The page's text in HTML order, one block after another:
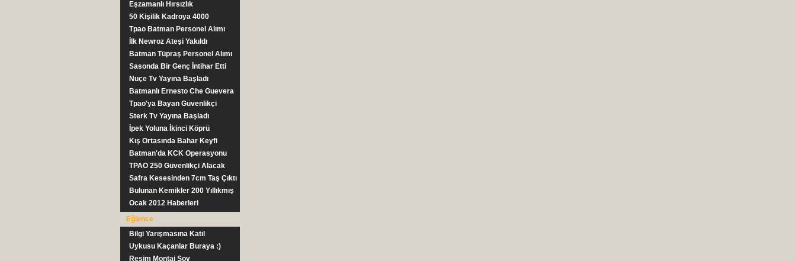
Eşzamanlı Hırsızlık
50 Kişilik Kadroya 4000
Başvuru
Tpao Batman Personel Alımı
İlk Newroz Ateşi Yakıldı
Batman Tüpraş Personel Alımı
Sasonda Bir Genç İntihar Etti
Nuçe Tv Yayına Başladı
Batmanlı Ernesto Che Guevera
Tpao'ya Bayan Güvenlikçi
Sterk Tv Yayına Başladı
İpek Yoluna İkinci Köprü
Kış Ortasında Bahar Keyfi
Batman'da KCK Operasyonu
TPAO 250 Güvenlikçi Alacak
Safra Kesesinden 7cm Taş Çıktı
Bulunan Kemikler 200 Yıllıkmış
Ocak 2012 Haberleri
Eğlence
Bilgi Yarışmasına Katıl
Uykusu Kaçanlar Buraya :)
Resim Montaj Şov